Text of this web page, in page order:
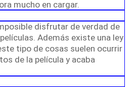
mucho en cargar.
disfrutar de verdad de
Además existe una ley
tipo de cosas suelen ocurrir
de la película y acaba